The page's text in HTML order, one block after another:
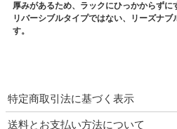
厚みがあるため、ラックにひっかからずに
リバーシブルタイプではない、リーズナ
す。
特定商取引法に基づく表示
送料とお支払い方法について